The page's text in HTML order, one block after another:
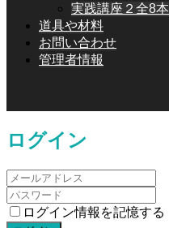
実践講座２全8本
道具や材料
お問い合わせ
管理者情報
ログイン
ログイン情報を記憶する